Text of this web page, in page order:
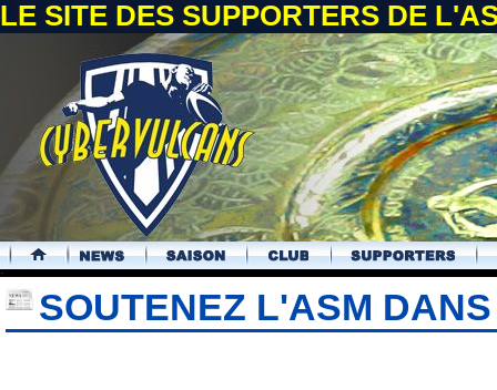
LE SITE DES SUPPORTERS DE
.
SOUTENEZ L'ASM